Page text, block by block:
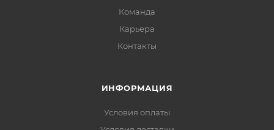
Команда
Карьера
Контакты
ИНФОРМАЦИЯ
Условия оплаты